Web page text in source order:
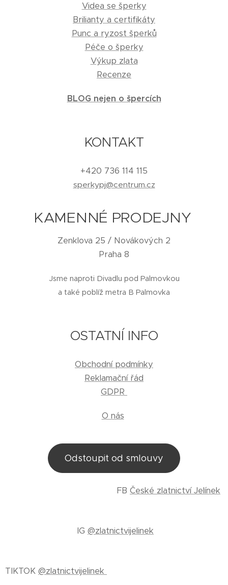
Videa se šperky
Brilianty a certifikáty
Punc a ryzost šperků
Péče o šperky
Výkup zlata
Recenze
BLOG nejen o špercích
KONTAKT
+420 736 114 115
sperkypj@centrum.cz
KAMENNÉ PRODEJNY
Zenklova 25 / Novákových 2
Praha 8
Jsme naproti Divadlu pod Palmovkou
a také poblíž metra B Palmovka
OSTATNÍ INFO
Obchodní podmínky
Reklamační řád
GDPR
O nás
Odstoupit od smlouvy
FB České zlatnictví Jelínek
IG @zlatnictvijelinek
TIKTOK @zlatnictvijelinek